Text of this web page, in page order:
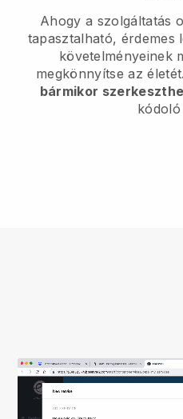
Ahogy a szolgáltatás
tapasztalható, érdemes
követelményeinek
megkönnyítse az életét.
bármikor
kódoló